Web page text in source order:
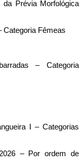
Prévia Morfológica
Categoria Fêmeas
– Categoria
I – Categorias
– Por ordem de